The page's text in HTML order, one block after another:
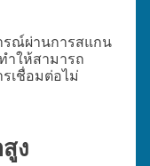
รณ์ผ่านการสแกน
ำให้สามารถ
เชื่อมต่อไม่
ง